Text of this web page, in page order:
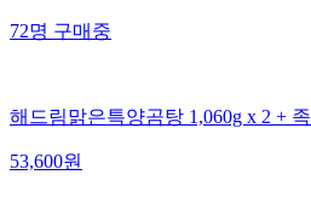
72명구매중
해드림맑은특양곰탕 1,060g x 2 +
53,600원